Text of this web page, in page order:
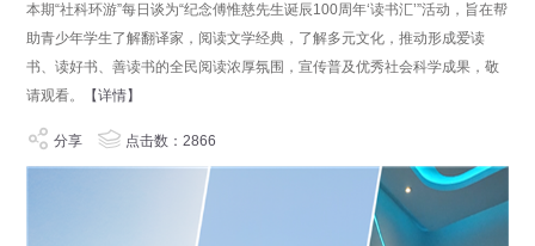
本期“社科环游”每日谈为“纪念傅惟慈先生诞辰100周年‘读书汇’”活动，旨在帮
助青少年学生了解翻译家，阅读文学经典，了解多元文化，推动形成爱读
书、读好书、善读书的全民阅读浓厚氛围，宣传普及优秀社会科学成果，敬
请观看。
【详情】
分享 点击数：2866